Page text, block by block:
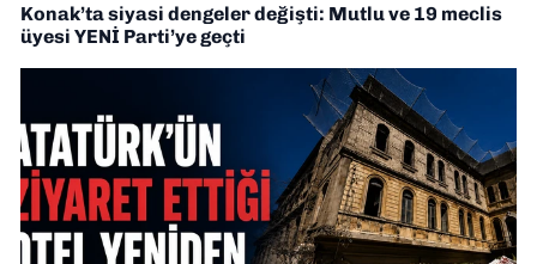
Konak’ta siyasi dengeler değişti: Mutlu ve 19 meclis
üyesi YENİ Parti’ye geçti